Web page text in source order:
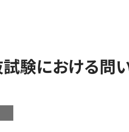
試験における問